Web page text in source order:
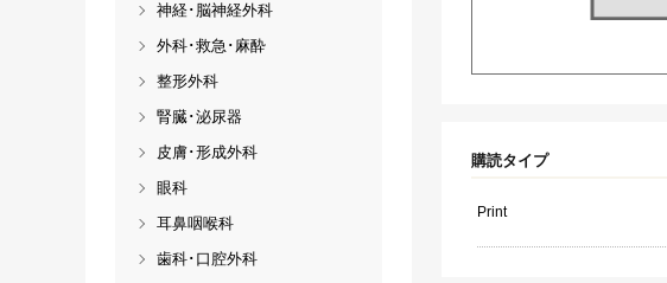
購読タイプ
Print
神経･脳神経外科
外科･救急･麻酔
整形外科
腎臓･泌尿器
皮膚･形成外科
眼科
耳鼻咽喉科
歯科･口腔外科